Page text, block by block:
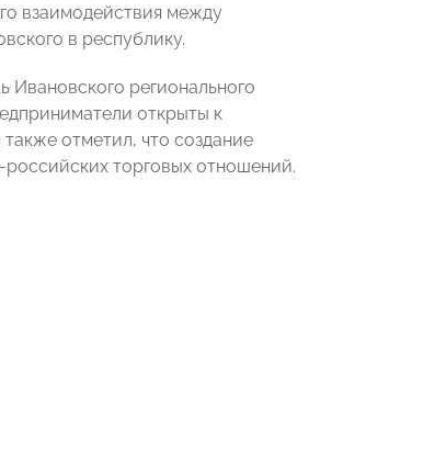
взаимодействия между
в республику.
Ивановского регионального
открыты к
отметил, что создание
торговых отношений.